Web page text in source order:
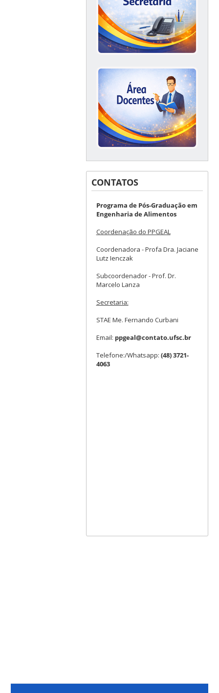
CONTATOS
Programa de Pós-Graduação em
Engenharia de Alimentos
Coordenação do PPGEAL
Coordenadora - Profa Dra. Jaciane
Lutz Ienczak
Subcoordenador - Prof. Dr.
Marcelo Lanza
Secretaria:
STAE Me. Fernando Curbani
Email: ppgeal@contato.ufsc.br
Telefone:/Whatsapp: (48) 3721-
4063